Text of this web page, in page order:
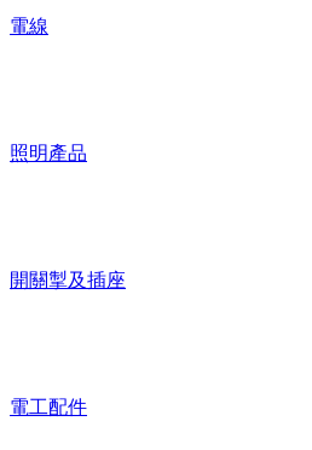
電線
照明產品
開關掣及插座
電工配件